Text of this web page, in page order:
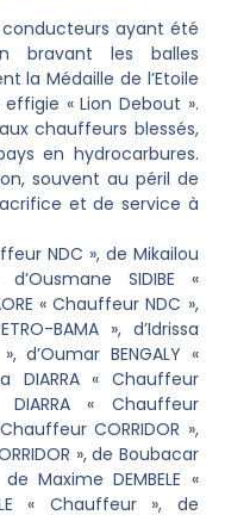
conducteurs ayant été
bravant les balles
la Médaille de l’Etoile
« Lion Debout ».
chauffeurs blessés,
en hydrocarbures.
souvent au péril de
et de service à
NDC », de Mikailou
SIDIBE «
« Chauffeur NDC »,
BAMA », d’Idrissa
d’Oumar BENGALY «
DIARRA « Chauffeur
DIARRA « Chauffeur
CORRIDOR »,
», de Boubacar
Maxime DEMBELE «
« Chauffeur », de